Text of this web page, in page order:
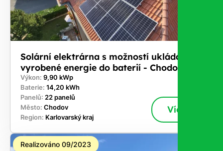
Solární elektrárna s možností ukládání
vyrobené energie do baterií - Chodov
Výkon: 9,90 kWp
Baterie: 14,20 kWh
Panelů: 22 panelů
Město: Chodov
Region: Karlovarský kraj
Více
Realizováno 09/2023